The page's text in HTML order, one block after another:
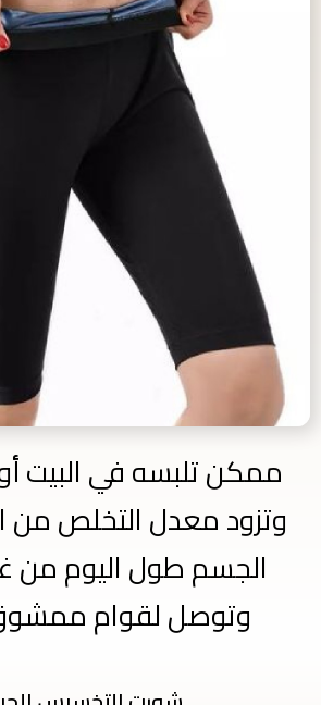
ممكن تلبسه في البيت
وتزود معدل التخلص
الجسم طول اليوم من
وتوصل لقوام